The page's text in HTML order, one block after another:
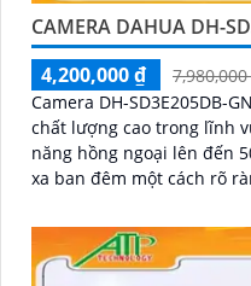
CAMERA DAHUA DH-
4,200,000 ₫
Camera DH-SD3E205DB-
chất lượng cao trong lĩnh vực
năng hồng ngoại lên đến
xa ban đêm một cách rõ